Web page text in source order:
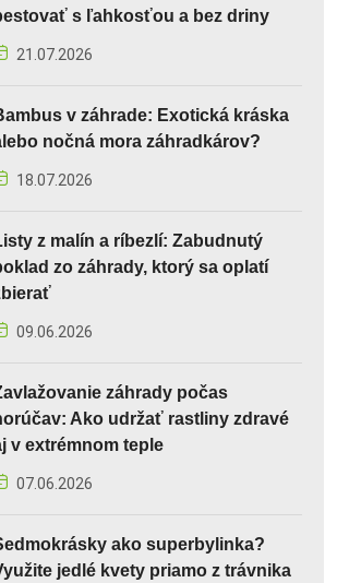
s ľahkosťou a bez driny
21.07.2026
v záhrade: Exotická kráska
nočná mora záhradkárov?
18.07.2026
z malín a ríbezlí: Zabudnutý
zo záhrady, ktorý sa oplatí
09.06.2026
záhrady počas
Ako udržať rastliny zdravé
v extrémnom teple
07.06.2026
ako superbylinka?
jedlé kvety priamo z trávnika